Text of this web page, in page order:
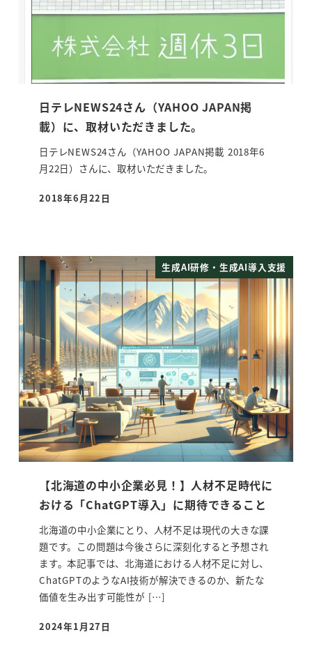
日テレNEWS24さん（YAHOO JAPAN掲
載）に、取材いただきました。
日テレNEWS24さん（YAHOO JAPAN掲載 2018年6
月22日）さんに、取材いただきました。
投稿日
2018年6月22日
生成AI研修・生成AI導入支援
【北海道の中小企業必見！】人材不足時代に
おける「ChatGPT導入」に期待できること
北海道の中小企業にとり、人材不足は現代の大きな課
題です。この問題は今後さらに深刻化すると予想され
ます。本記事では、北海道における人材不足に対し、
ChatGPTのようなAI技術が解決できるのか、新たな
価値を生み出す可能性が […]
投稿日
2024年1月27日